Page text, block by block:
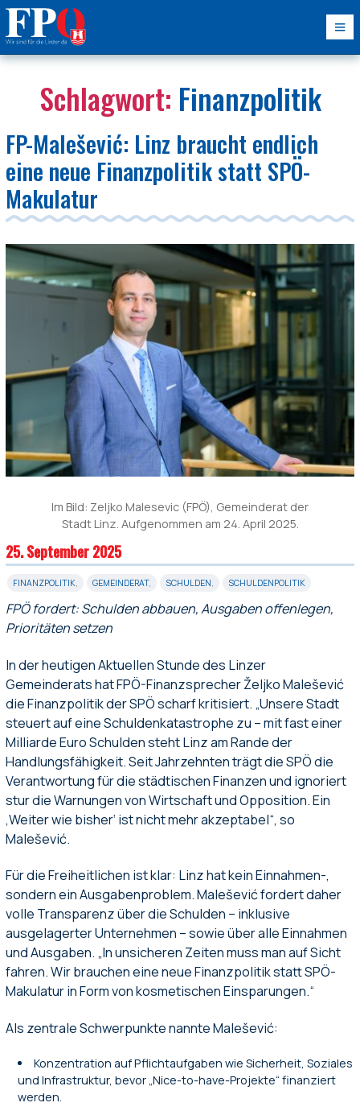
Schlagwort: Finanzpolitik
FP-Malešević: Linz braucht endlich
eine neue Finanzpolitik statt SPÖ-
Makulatur
Im Bild: Zeljko Malesevic (FPÖ), Gemeinderat der
Stadt Linz. Aufgenommen am 24. April 2025.
25. September 2025
FINANZPOLITIK, GEMEINDERAT, SCHULDEN, SCHULDENPOLITIK
FPÖ fordert: Schulden abbauen, Ausgaben offenlegen,
Prioritäten setzen
In der heutigen Aktuellen Stunde des Linzer
Gemeinderats hat FPÖ-Finanzsprecher Željko Malešević
die Finanzpolitik der SPÖ scharf kritisiert. „Unsere Stadt
steuert auf eine Schuldenkatastrophe zu – mit fast einer
Milliarde Euro Schulden steht Linz am Rande der
Handlungsfähigkeit. Seit Jahrzehnten trägt die SPÖ die
Verantwortung für die städtischen Finanzen und ignoriert
stur die Warnungen von Wirtschaft und Opposition. Ein
‚Weiter wie bisher‘ ist nicht mehr akzeptabel“, so
Malešević.
Für die Freiheitlichen ist klar: Linz hat kein Einnahmen-,
sondern ein Ausgabenproblem. Malešević fordert daher
volle Transparenz über die Schulden – inklusive
ausgelagerter Unternehmen – sowie über alle Einnahmen
und Ausgaben. „In unsicheren Zeiten muss man auf Sicht
fahren. Wir brauchen eine neue Finanzpolitik statt SPÖ-
Makulatur in Form von kosmetischen Einsparungen.“
Als zentrale Schwerpunkte nannte Malešević:
Konzentration auf Pflichtaufgaben wie Sicherheit, Soziales
und Infrastruktur, bevor „Nice-to-have-Projekte“ finanziert
werden.